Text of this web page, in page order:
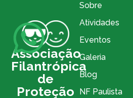
Associação
Filantrópica
de
Proteção
Sobre
Atividades
Eventos
Galeria
Blog
NF Paulista